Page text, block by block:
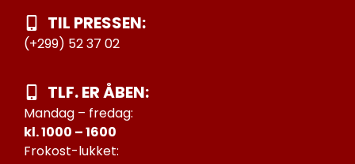
TIL PRESSEN:
(+299) 52 37 02
TLF. ER ÅBEN:
Mandag – fredag:
kl. 1000 – 1600
Frokost-lukket: